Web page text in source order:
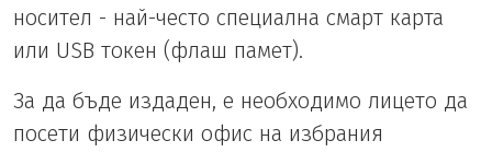
носител - най-често специална смарт карта
или USB токен (флаш памет).
За да бъде издаден, е необходимо лицето да
посети физически офис на избрания